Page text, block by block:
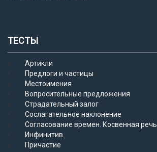
ТЕСТЫ
Артикли
Предлоги и частицы
Местоимения
Вопросительные предложения
Страдательный залог
Сослагательное наклонение
Согласование времен. Косвенная речь.
Инфинитив
Причастие